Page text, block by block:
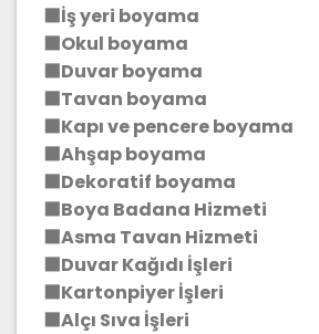
⬛İş yeri boyama
⬛Okul boyama
⬛Duvar boyama
⬛Tavan boyama
⬛Kapı ve pencere boyama
⬛Ahşap boyama
⬛Dekoratif boyama
⬛Boya Badana Hizmeti
⬛Asma Tavan Hizmeti
⬛Duvar Kağıdı İşleri
⬛Kartonpiyer İşleri
⬛Alçı Sıva İşleri